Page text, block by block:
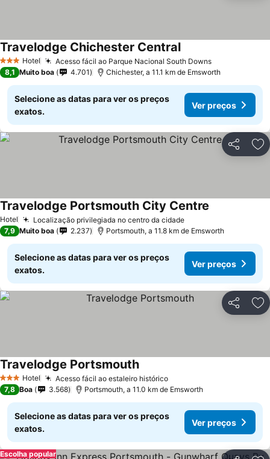
3 EstrelasHotel Acesso fácil ao Parque Nacional South Downs
Travelodge Chichester Central
8,1 Muito boa 4.701 Chichester, a 11.1 km de Emsworth
Selecione as datas para ver os preços
exatos.
Ver preços
Partilhar
Hotel Localização privilegiada no centro da cidade
Travelodge Portsmouth City Centre
7,9 Muito boa 2.237 Portsmouth, a 11.8 km de Emsworth
Selecione as datas para ver os preços
exatos.
Ver preços
Partilhar
3 EstrelasHotel Acesso fácil ao estaleiro histórico
Travelodge Portsmouth
7,8 Boa 3.568 Portsmouth, a 11.0 km de Emsworth
Selecione as datas para ver os preços
exatos.
Ver preços
Escolha popular